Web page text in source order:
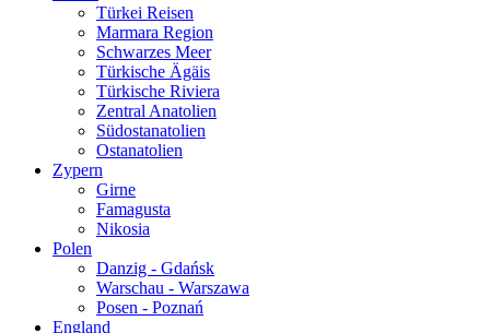
Türkei Reisen
Marmara Region
Schwarzes Meer
Türkische Ägäis
Türkische Riviera
Zentral Anatolien
Südostanatolien
Ostanatolien
Zypern
Girne
Famagusta
Nikosia
Polen
Danzig - Gdańsk
Warschau - Warszawa
Posen - Poznań
England